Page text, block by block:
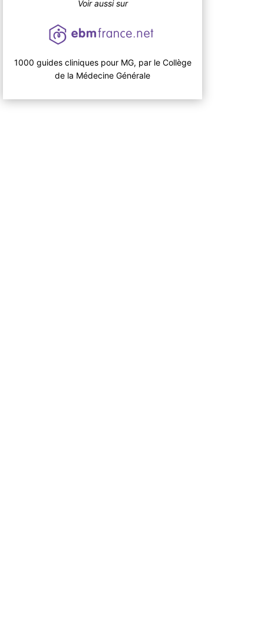
Voir aussi sur
1000 guides cliniques pour MG, par le Collège
de la Médecine Générale